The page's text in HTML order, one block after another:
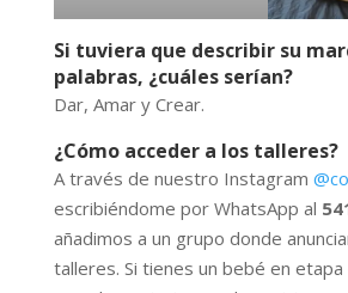
Si tuviera que describir su
palabras, ¿cuáles serían?
Dar, Amar y Crear.
¿Cómo acceder a los talleres?
A través de nuestro Instagram
escribiéndome por WhatsApp al
añadimos a un grupo donde
talleres. Si tienes un bebé en